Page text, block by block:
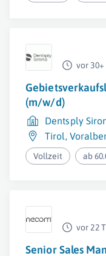
vor 30+
(m/w/d)
Dentsply
Tirol,
Vollzeit ab
vor 22 T
Senior Sales